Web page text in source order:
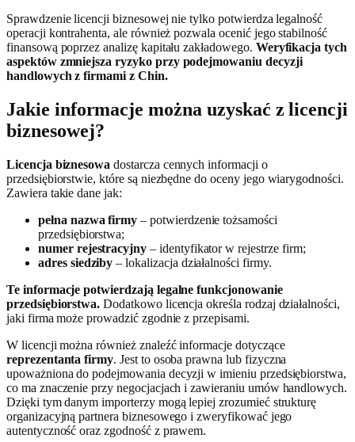
Sprawdzenie licencji biznesowej nie tylko potwierdza legalność
operacji kontrahenta, ale również pozwala ocenić jego stabilność
finansową poprzez analizę kapitału zakładowego. Weryfikacja tych
aspektów zmniejsza ryzyko przy podejmowaniu decyzji
handlowych z firmami z Chin.
Jakie informacje można uzyskać z licencji
biznesowej?
Licencja biznesowa dostarcza cennych informacji o
przedsiębiorstwie, które są niezbędne do oceny jego wiarygodności.
Zawiera takie dane jak:
pełna nazwa firmy – potwierdzenie tożsamości
przedsiębiorstwa;
numer rejestracyjny – identyfikator w rejestrze firm;
adres siedziby – lokalizacja działalności firmy.
Te informacje potwierdzają legalne funkcjonowanie
przedsiębiorstwa. Dodatkowo licencja określa rodzaj działalności,
jaki firma może prowadzić zgodnie z przepisami.
W licencji można również znaleźć informacje dotyczące
reprezentanta firmy. Jest to osoba prawna lub fizyczna
upoważniona do podejmowania decyzji w imieniu przedsiębiorstwa,
co ma znaczenie przy negocjacjach i zawieraniu umów handlowych.
Dzięki tym danym importerzy mogą lepiej zrozumieć strukturę
organizacyjną partnera biznesowego i zweryfikować jego
autentyczność oraz zgodność z prawem.